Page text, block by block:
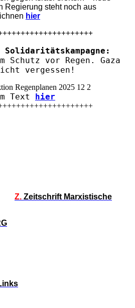
Regierung steht noch aus
hier
Solidaritätskampagne:
Schutz vor Regen. Gaza
vergessen!
Text hier
Z. Zeitschrift Marxistische